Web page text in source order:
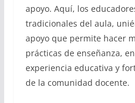
apoyo. Aquí, los
tradicionales del aula,
apoyo que permite hacer
prácticas de enseñanza,
experiencia educativa y
de la comunidad docente.